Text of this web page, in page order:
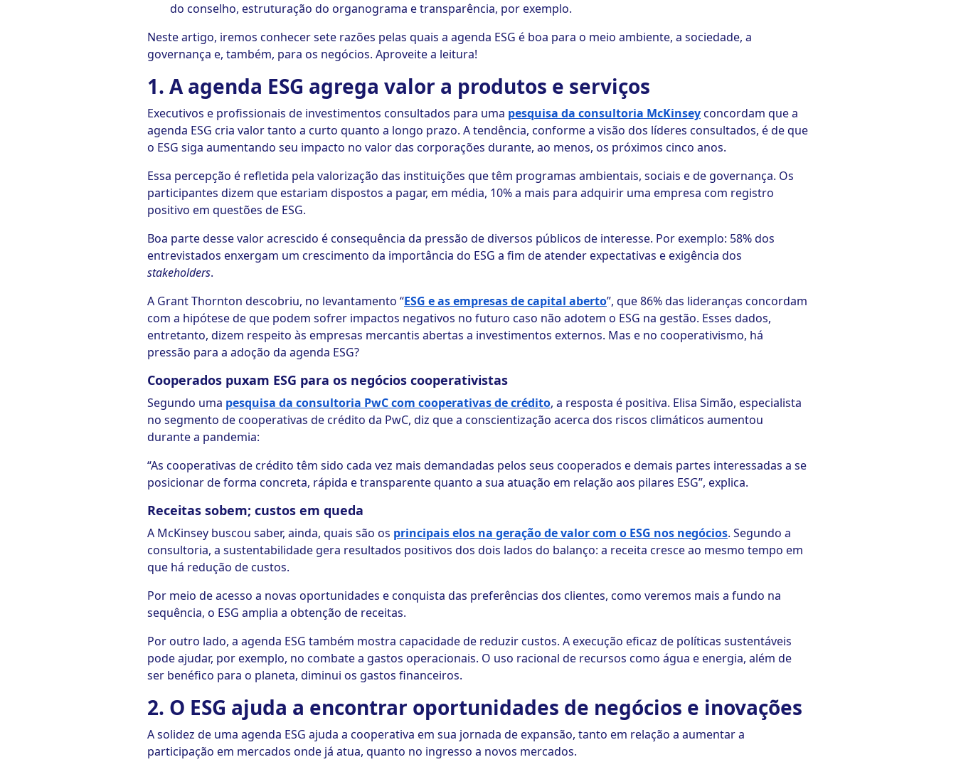
do conselho, estruturação do organograma e transparência, por exemplo.
Neste artigo, iremos conhecer sete razões pelas quais a agenda ESG é boa para o meio ambiente, a sociedade, a
governança e, também, para os negócios. Aproveite a leitura!
1. A agenda ESG agrega valor a produtos e serviços
Executivos e profissionais de investimentos consultados para uma pesquisa da consultoria McKinseyconcordam que a
agenda ESG cria valor tanto a curto quanto a longo prazo. A tendência, conforme a visão dos líderes consultados, é de que
o ESG siga aumentando seu impacto no valor das corporações durante, ao menos, os próximos cinco anos.
Essa percepção é refletida pela valorização das instituições que têm programas ambientais, sociais e de governança. Os
participantes dizem que estariam dispostos a pagar, em média, 10% a mais para adquirir uma empresa com registro
positivo em questões de ESG.
Boa parte desse valor acrescido é consequência da pressão de diversos públicos de interesse. Por exemplo: 58% dos
entrevistados enxergam um crescimento da importância do ESG a fim de atender expectativas e exigência dos
stakeholders.
A Grant Thornton descobriu, no levantamento “ESG e as empresas de capital aberto”, que 86% das lideranças concordam
com a hipótese de que podem sofrer impactos negativos no futuro caso não adotem o ESG na gestão. Esses dados,
entretanto, dizem respeito às empresas mercantis abertas a investimentos externos. Mas e no cooperativismo, há
pressão para a adoção da agenda ESG?
Cooperados puxam ESG para os negócios cooperativistas
Segundo uma pesquisa da consultoria PwC com cooperativas de crédito, a resposta é positiva. Elisa Simão, especialista
no segmento de cooperativas de crédito da PwC, diz que a conscientização acerca dos riscos climáticos aumentou
durante a pandemia:
“As cooperativas de crédito têm sido cada vez mais demandadas pelos seus cooperados e demais partes interessadas a se
posicionar de forma concreta, rápida e transparente quanto a sua atuação em relação aos pilares ESG”, explica.
Receitas sobem; custos em queda
A McKinsey buscou saber, ainda, quais são os principais elos na geração de valor com o ESG nos negócios. Segundo a
consultoria, a sustentabilidade gera resultados positivos dos dois lados do balanço: a receita cresce ao mesmo tempo em
que há redução de custos.
Por meio de acesso a novas oportunidades e conquista das preferências dos clientes, como veremos mais a fundo na
sequência, o ESG amplia a obtenção de receitas.
Por outro lado, a agenda ESG também mostra capacidade de reduzir custos. A execução eficaz de políticas sustentáveis
pode ajudar, por exemplo, no combate a gastos operacionais. O uso racional de recursos como água e energia, além de
ser benéfico para o planeta, diminui os gastos financeiros.
2. O ESG ajuda a encontrar oportunidades de negócios e inovações
A solidez de uma agenda ESG ajuda a cooperativa em sua jornada de expansão, tanto em relação a aumentar a
participação em mercados onde já atua, quanto no ingresso a novos mercados.